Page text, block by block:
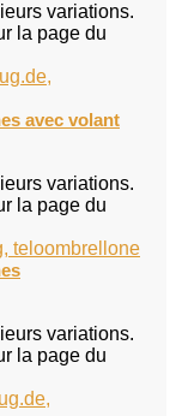
variations.
la page du
avec volant
variations.
la page du
variations.
la page du